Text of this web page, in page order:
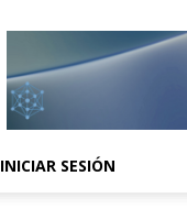
INICIAR SESIÓN